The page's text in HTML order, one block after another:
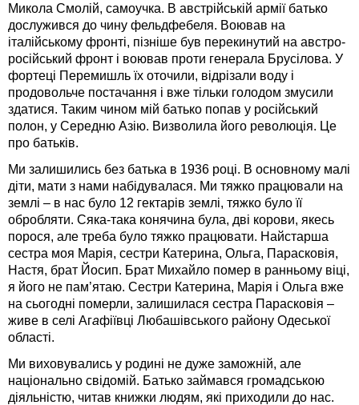
Микола Смолій, самоучка. В австрійській армії батько
дослужився до чину фельдфебеля. Воював на
італійському фронті, пізніше був перекинутий на австро-
російський фронт і воював проти генерала Брусілова. У
фортеці Перемишль їх оточили, відрізали воду і
продовольче постачання і вже тільки голодом змусили
здатися. Таким чином мій батько попав у російський
полон, у Середню Азію. Визволила його революція. Це
про батьків.
Ми залишились без батька в 1936 році. В основному малі
діти, мати з нами набідувалася. Ми тяжко працювали на
землі – в нас було 12 гектарів землі, тяжко було її
обробляти. Сяка-така конячина була, дві корови, якесь
порося, але треба було тяжко працювати. Найстарша
сестра моя Марія, сестри Катерина, Ольга, Парасковія,
Настя, брат Йосип. Брат Михайло помер в ранньому віці,
я його не пам’ятаю. Сестри Катерина, Марія і Ольга вже
на сьогодні померли, залишилася сестра Парасковія –
живе в селі Агафіївці Любашівського району Одеської
області.
Ми виховувались у родині не дуже заможній, але
національно свідомій. Батько займався громадською
діяльністю, читав книжки людям, які приходили до нас.